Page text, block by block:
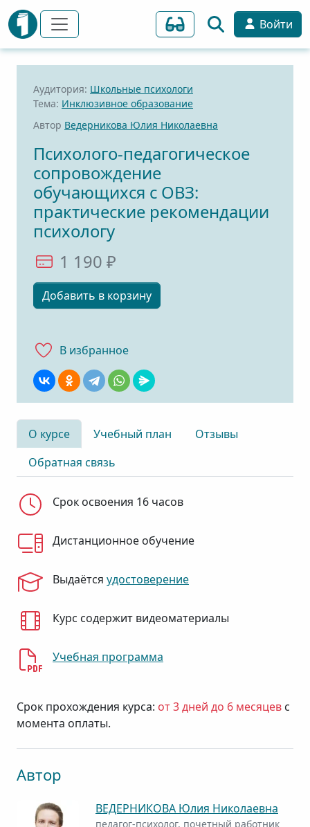
Войти
Аудитория: Школьные психологи
Тема: Инклюзивное образование
Автор Ведерникова Юлия Николаевна
Психолого-педагогическое
сопровождение
обучающихся с ОВЗ:
практические рекомендации
психологу
1 190 ₽
Добавить в корзину
В избранноe
О курсе Учебный план
Отзывы
Обратная связь
Срок освоения 16 часов
Дистанционное обучение
Выдаётся удостоверение
Курс содержит видеоматериалы
Учебная программа
Срок прохождения курса: от 3 дней до 6 месяцев с
момента оплаты.
Автор
ВЕДЕРНИКОВА Юлия Николаевна
педагог-психолог, почетный работник